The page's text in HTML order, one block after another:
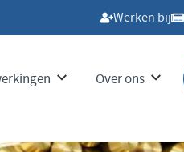
Werken bij
Over ons